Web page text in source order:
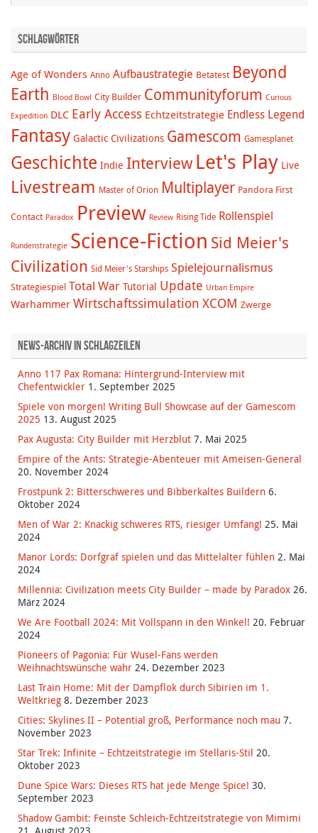
Schlagwörter
Age of Wonders Anno Aufbaustrategie Betatest Beyond
Earth Blood Bowl City Builder Communityforum Curious
Expedition DLC Early Access Echtzeitstrategie Endless Legend
Fantasy Galactic Civilizations Gamescom Gamesplanet
Geschichte Indie Interview Let's Play Live
Livestream Master of Orion Multiplayer Pandora First
Contact Paradox Preview Review Rising Tide Rollenspiel
Rundenstrategie Science-Fiction Sid Meier's
Civilization Sid Meier's Starships Spielejournalismus
Strategiespiel Total War Tutorial Update Urban Empire
Warhammer Wirtschaftssimulation XCOM Zwerge
News-Archiv in Schlagzeilen
Anno 117 Pax Romana: Hintergrund-Interview mit
Chefentwickler 1. September 2025
Spiele von morgen! Writing Bull Showcase auf der Gamescom
2025 13. August 2025
Pax Augusta: City Builder mit Herzblut 7. Mai 2025
Empire of the Ants: Strategie-Abenteuer mit Ameisen-General
20. November 2024
Frostpunk 2: Bitterschweres und Bibberkaltes Buildern 6.
Oktober 2024
Men of War 2: Knackig schweres RTS, riesiger Umfang! 25. Mai
2024
Manor Lords: Dorfgraf spielen und das Mittelalter fühlen 2. Mai
2024
Millennia: Civilization meets City Builder – made by Paradox 26.
März 2024
We Are Football 2024: Mit Vollspann in den Winkel! 20. Februar
2024
Pioneers of Pagonia: Für Wusel-Fans werden
Weihnachtswünsche wahr 24. Dezember 2023
Last Train Home: Mit der Dampflok durch Sibirien im 1.
Weltkrieg 8. Dezember 2023
Cities: Skylines II – Potential groß, Performance noch mau 7.
November 2023
Star Trek: Infinite – Echtzeitstrategie im Stellaris-Stil 20.
Oktober 2023
Dune Spice Wars: Dieses RTS hat jede Menge Spice! 30.
September 2023
Shadow Gambit: Feinste Schleich-Echtzeitstrategie von Mimimi